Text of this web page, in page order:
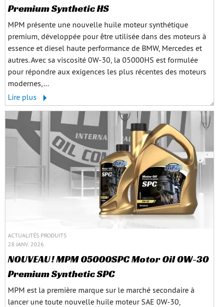
Premium Synthetic HS
MPM présente une nouvelle huile moteur synthétique
premium, développée pour être utilisée dans des moteurs à
essence et diesel haute performance de BMW, Mercedes et
autres. Avec sa viscosité 0W‑30, la 05000HS est formulée
pour répondre aux exigences les plus récentes des moteurs
modernes,...
Lire plus
ACTUALITÉS PRODUITS
28 JANV. 2026
NOUVEAU ! MPM 05000SPC Motor Oil 0W-30
Premium Synthetic SPC
MPM est la première marque sur le marché secondaire à
lancer une toute nouvelle huile moteur SAE 0W‑30,